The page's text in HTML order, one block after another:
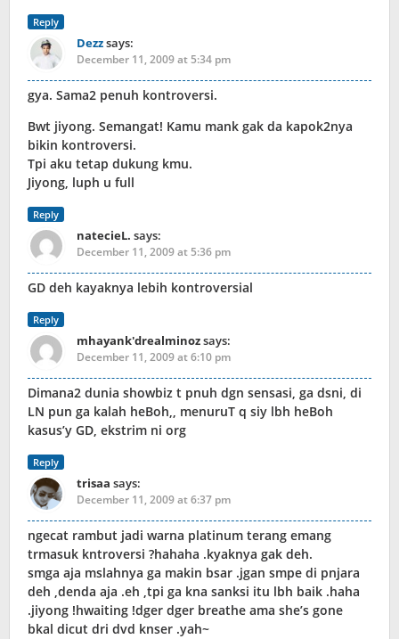
Reply
Dezzsays:
December 11, 2009 at 5:34 pm
gya. Sama2 penuh kontroversi.
Bwt jiyong. Semangat! Kamu mank gak da kapok2nya
bikin kontroversi.
Tpi aku tetap dukung kmu.
Jiyong, luph u full
Reply
natecieL. says:
December 11, 2009 at 5:36 pm
GD deh kayaknya lebih kontroversial
Reply
mhayank'drealminozsays:
December 11, 2009 at 6:10 pm
Dimana2 dunia showbiz t pnuh dgn sensasi, ga dsni, di
LN pun ga kalah heBoh,, menuruT q siy lbh heBoh
kasus’y GD, ekstrim ni org
Reply
trisaa says:
December 11, 2009 at 6:37 pm
ngecat rambut jadi warna platinum terang emang
trmasuk kntroversi ?hahaha .kyaknya gak deh.
smga aja mslahnya ga makin bsar .jgan smpe di pnjara
deh ,denda aja .eh ,tpi ga kna sanksi itu lbh baik .haha
.jiyong !hwaiting !dger dger breathe ama she’s gone
bkal dicut dri dvd knser .yah~